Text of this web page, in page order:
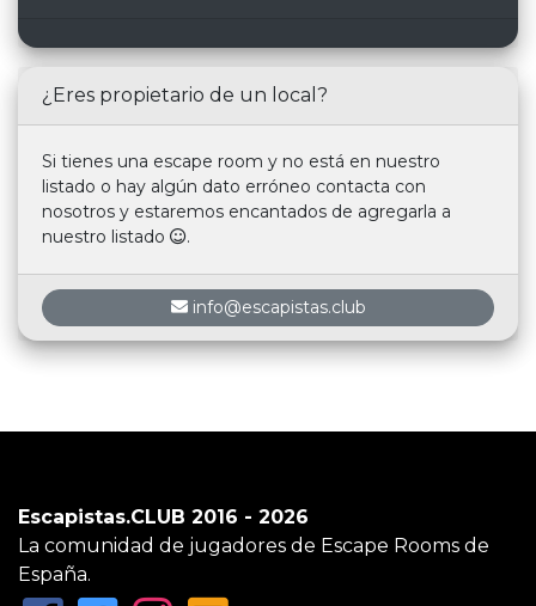
¿Eres propietario de un local?
Si tienes una escape room y no está en nuestro
listado o hay algún dato erróneo contacta con
nosotros y estaremos encantados de agregarla a
nuestro listado
.
info@escapistas.club
Escapistas.CLUB 2016 - 2026
La comunidad de jugadores de Escape Rooms de
España.